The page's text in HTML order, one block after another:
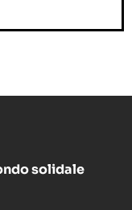
solidale